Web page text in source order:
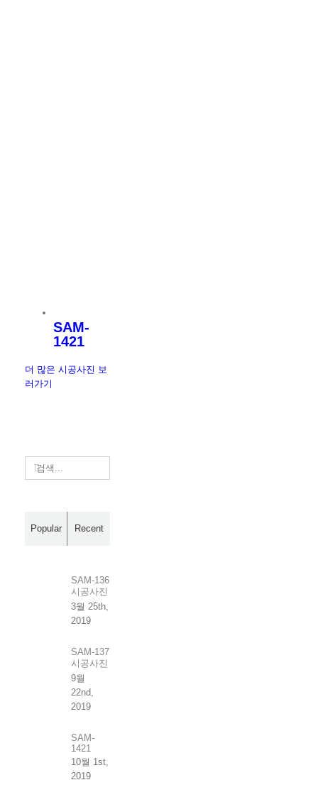
SAM-
1421
더 많은 시공사진 보
러가기
색
Popular Recent
SAM-136
시공사진
3월 25th,
2019
SAM-137
시공사진
9월
22nd,
2019
SAM-
1421
10월 1st,
2019